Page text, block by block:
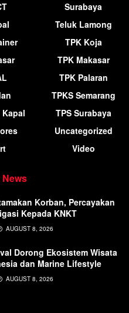
Surabaya
Teluk Lamong
TPK Koja
TPK Makasar
TPK Palaran
TPKS Semarang
TPS Surabaya
Uncategorized
Video
Korban, Percayakan
Kepada KNKT
AUGUST 8, 2026
Dorong Ekosistem Wisata
dan Marine Lifestyle
AUGUST 8, 2026